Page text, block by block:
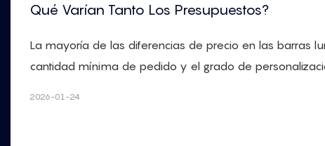
Qué Varían Tanto Los Presupuestos?
La mayoría de las diferencias de precio en las barras
cantidad mínima de pedido y el grado de
2026-01-24